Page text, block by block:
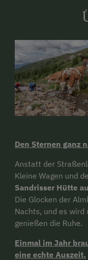
Den Sternen ganz
Anstatt der
Kleine Wagen und
Sandrisser Hütte
Die Glocken der
Nachts, und es
genießen die Ruhe.
Einmal im Jahr
eine echte Auszeit.